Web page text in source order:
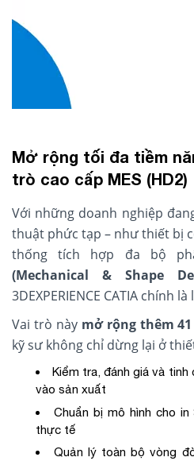
Mở rộng tối đa tiềm
trò cao cấp MES (HD2)
Với những doanh nghiệp
thuật phức tạp – như thiết bị
thống tích hợp đa bộ
(Mechanical & Shape
3DEXPERIENCE CATIA chính
Vai trò này mở rộng thêm
kỹ sư không chỉ dừng lại ở
Kiểm tra, đánh giá và
vào sản xuất
Chuẩn bị mô hình cho
thực tế
Quản lý toàn bộ vòng